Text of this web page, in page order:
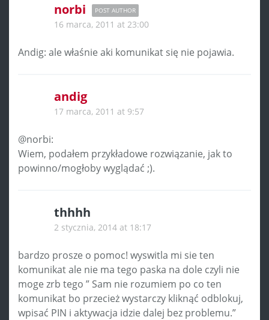
norbi POST AUTHOR
16 marca, 2011 at 23:00
Andig: ale właśnie aki komunikat się nie pojawia.
andig
17 marca, 2011 at 9:57
@norbi:
Wiem, podałem przykładowe rozwiązanie, jak to
powinno/mogłoby wyglądać ;).
thhhh
2 stycznia, 2014 at 18:17
bardzo prosze o pomoc! wyswitla mi sie ten
komunikat ale nie ma tego paska na dole czyli nie
moge zrb tego ” Sam nie rozumiem po co ten
komunikat bo przecież wystarczy kliknąć odblokuj,
wpisać PIN i aktywacja idzie dalej bez problemu.”